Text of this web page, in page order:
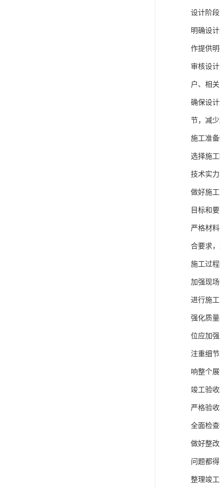
设计阶段
明确设
作提供明
审核设
户、相
确保设
节，减
施工准
选择施
技术实
做好施
目标和
严格材
合要求
施工过
加强现
进行施
强化质
位应加
注重细
响整个
竣工验
严格验
全面检
做好整
问题都得
整理竣